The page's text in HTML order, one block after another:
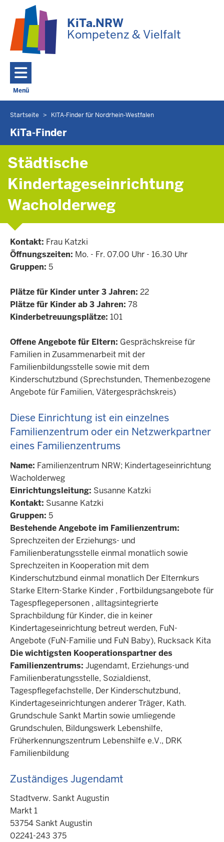
KiTa.NRW
Kompetenz & Vielfalt
Menü
Navigation aktivieren/deaktivieren: Hauptmenü
Sie
befinden
Startseite KITA-Finder für Nordrhein-Westfalen
KiTa-Finder
Städtische
Kindertageseinrichtung
Wacholderweg
Kontakt: Frau Katzki
Öffnungszeiten: Mo. - Fr. 07.00 Uhr - 16.30 Uhr
Gruppen: 5
Plätze für Kinder unter 3 Jahren: 22
Plätze für Kinder ab 3 Jahren: 78
Kinderbetreuungsplätze: 101
Offene Angebote für Eltern: Gesprächskreise für
Familien in Zusammenarbeit mit der
Familienbildungsstelle sowie mit dem
Kinderschutzbund (Sprechstunden, Themenbezogene
Angebote für Familien, Vätergesprächskreis)
Diese Einrichtung ist ein einzelnes
Familienzentrum oder ein Netzwerkpartner
eines Familienzentrums
Name: Familienzentrum NRW; Kindertageseinrichtung
Wacholderweg
Einrichtungsleitung: Susanne Katzki
Kontakt: Susanne Katzki
Gruppen: 5
Bestehende Angebote im Familienzentrum:
Sprechzeiten der Erziehungs- und
Familienberatungsstelle einmal monatlich sowie
Sprechzeiten in Kooperation mit dem
Kinderschutzbund einmal monatlich Der Elternkurs
Starke Eltern-Starke Kinder , Fortbildungsangebote für
Tagespflegepersonen , alltagsintegrierte
Sprachbildung für Kinder, die in keiner
Kindertageseinrichtung betreut werden, FuN-
Angebote (FuN-Familie und FuN Baby), Rucksack Kita
Die wichtigsten Kooperationspartner des
Familienzentrums: Jugendamt, Erziehungs-und
Familienberatungsstelle, Sozialdienst,
Tagespflegefachstelle, Der Kinderschutzbund,
Kindertageseinrichtungen anderer Träger, Kath.
Grundschule Sankt Martin sowie umliegende
Grundschulen, Bildungswerk Lebenshilfe,
Früherkennungszentrum Lebenshilfe e.V., DRK
Familienbildung
Zuständiges Jugendamt
Stadtverw. Sankt Augustin
Markt 1
53754 Sankt Augustin
02241-243 375